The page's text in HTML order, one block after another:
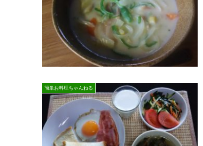
簡単お料理ちゃんねる